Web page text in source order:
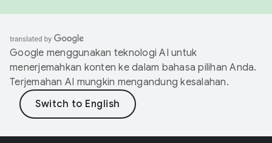
Google menggunakan teknologi AI untuk
menerjemahkan konten ke dalam bahasa pilihan Anda.
Terjemahan AI mungkin mengandung kesalahan.